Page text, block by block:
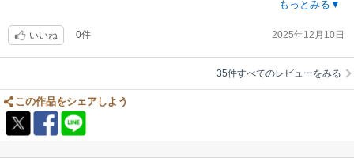
もっとみる▼
いいね 0件 2025年12月10日
35件すべてのレビューをみる
この作品をシェアしよう